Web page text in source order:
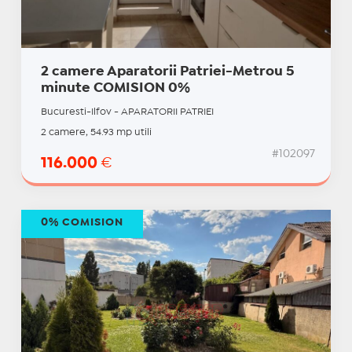
2 camere Aparatorii Patriei-Metrou 5
minute COMISION 0%
Bucuresti-Ilfov - APARATORII PATRIEI
2 camere, 54.93 mp utili
116.000 €
#102097
0% COMISION